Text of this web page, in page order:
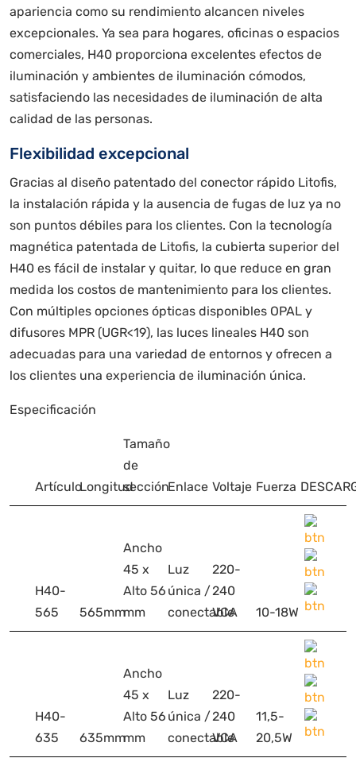
apariencia como su rendimiento alcancen niveles
excepcionales. Ya sea para hogares, oficinas o espacios
comerciales, H40 proporciona excelentes efectos de
iluminación y ambientes de iluminación cómodos,
satisfaciendo las necesidades de iluminación de alta
calidad de las personas.
Flexibilidad excepcional
Gracias al diseño patentado del conector rápido Litofis,
la instalación rápida y la ausencia de fugas de luz ya no
son puntos débiles para los clientes. Con la tecnología
magnética patentada de Litofis, la cubierta superior del
H40 es fácil de instalar y quitar, lo que reduce en gran
medida los costos de mantenimiento para los clientes.
Con múltiples opciones ópticas disponibles OPAL y
difusores MPR (UGR<19), las luces lineales H40 son
adecuadas para una variedad de entornos y ofrecen a
los clientes una experiencia de iluminación única.
Especificación
ArtículoLongitud
Tamaño
de
secciónEnlace Voltaje Fuerza
H40-
565
565mm
Ancho
45 x
Alto 56
mm
Luz
única /
conectable
220-
240
VCA
10-18W
H40-
635
635mm
Ancho
45 x
Alto 56
mm
Luz
única /
conectable
220-
240
VCA
11,5-
20,5W